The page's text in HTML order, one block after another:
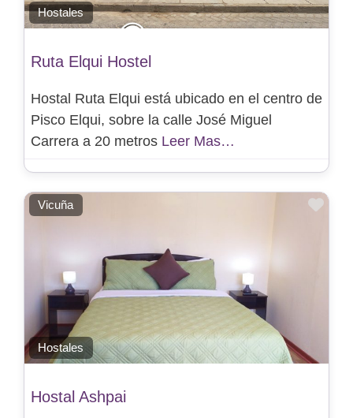
Hostales
Ruta Elqui Hostel
Hostal Ruta Elqui está ubicado en el centro de
Pisco Elqui, sobre la calle José Miguel
Carrera a 20 metros Leer Mas…
Vicuña
Hostales
Hostal Ashpai